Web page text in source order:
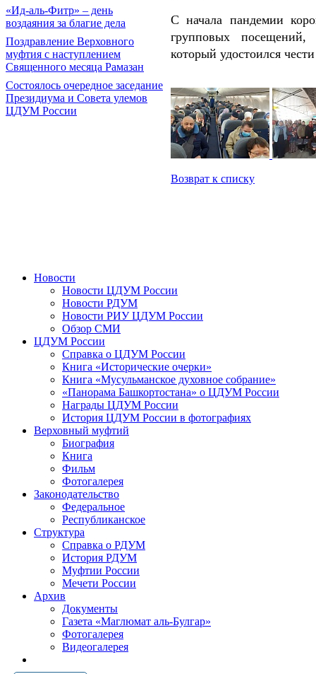
«Ид-аль-Фитр» – день
воздаяния за благие дела
Поздравление Верховного
муфтия с наступлением
Священного месяца Рамазан
Состоялось очередное заседание
Президиума и Совета улемов
ЦДУМ России
С начала пандемии
групповых посещений,
который удостоился
Возврат к списку
Новости
Новости ЦДУМ России
Новости РДУМ
Новости РИУ ЦДУМ России
Обзор СМИ
ЦДУМ России
Справка о ЦДУМ России
Книга «Исторические очерки»
Книга «Мусульманское духовное собрание»
«Панорама Башкортостана» о ЦДУМ России
Награды ЦДУМ России
История ЦДУМ России в фотографиях
Верховный муфтий
Биография
Книга
Фильм
Фотогалерея
Законодательство
Федеральное
Республиканское
Структура
Справка о РДУМ
История РДУМ
Муфтии России
Мечети России
Архив
Документы
Газета «Маглюмат аль-Булгар»
Фотогалерея
Видеогалерея